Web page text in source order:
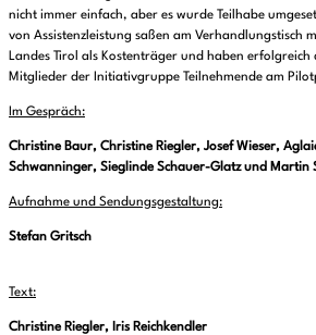
nicht immer einfach, aber es wurde Teilhabe
von Assistenzleistung saßen am Verhandlungstisch
Landes Tirol als Kostenträger und haben
Mitglieder der Initiativgruppe Teilnehmende am
Im Gespräch:
Christine Baur, Christine Riegler, Josef Wieser,
Schwanninger, Sieglinde Schauer-Glatz und Martin
Aufnahme und Sendungsgestaltung:
Stefan Gritsch
Text:
Christine Riegler, Iris Reichkendler